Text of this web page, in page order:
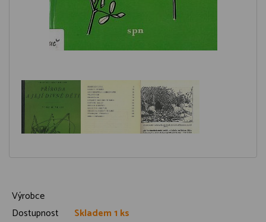
Výrobce
Dostupnost
Skladem 1 ks